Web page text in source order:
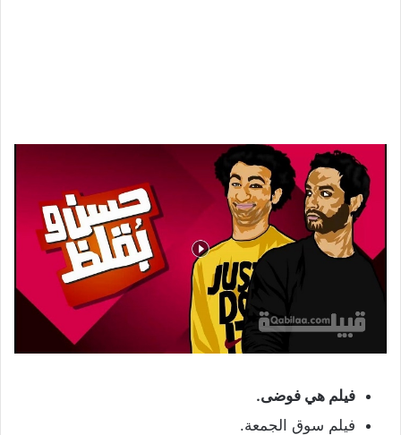
فيلم هي فوضى.
فيلم سوق الجمعة.